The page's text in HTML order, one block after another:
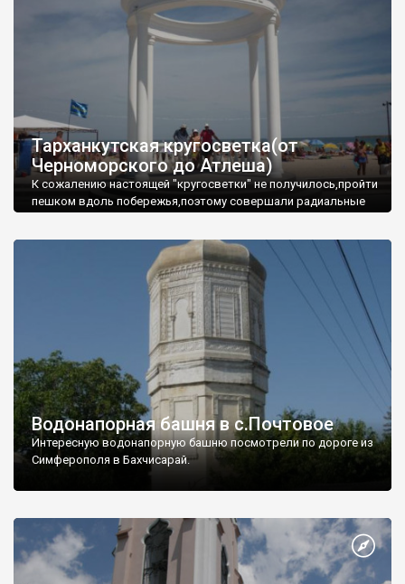
Тарханкутская кругосветка(от
Черноморского до Атлеша)
К сожалению настоящей "кругосветки" не получилось,пройти
пешком вдоль побережья,поэтому совершали радиальные
Водонапорная башня в с.Почтовое
Интересную водонапорную башню посмотрели по дороге из
Симферополя в Бахчисарай.